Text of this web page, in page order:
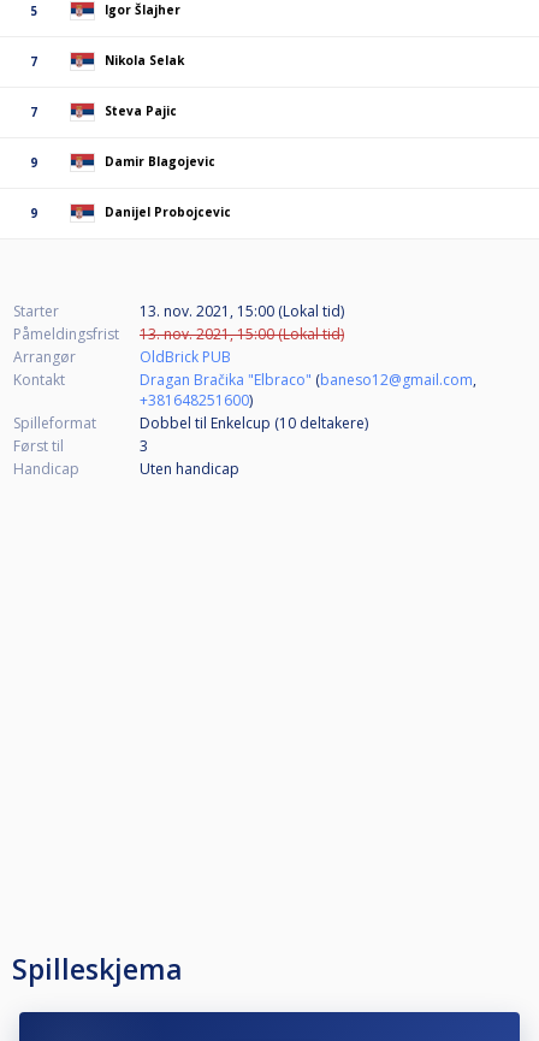
5 Igor Šlajher
7 Nikola Selak
7 Steva Pajic
9 Damir Blagojevic
9 Danijel Probojcevic
Starter
13. nov. 2021, 15:00 (Lokal tid)
Påmeldingsfrist
13. nov. 2021, 15:00 (Lokal tid)
Arrangør
OldBrick PUB
Kontakt
Dragan Bračika "Elbraco" (baneso12@gmail.com,
+381648251600)
Spilleformat
Dobbel til Enkelcup (10 deltakere)
Først til
3
Handicap
Uten handicap
Spilleskjema